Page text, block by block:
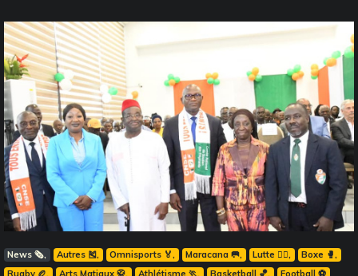
News 🗞️ Autres 🎽 Omnisports 🏅 Maracana 🥅 Lutte 🤼‍♂️
Boxe 🥊
Rugby 🏉
Arts Matiaux 🥋 Athlétisme 🏃 Basketball 🏀 Football ⚽️